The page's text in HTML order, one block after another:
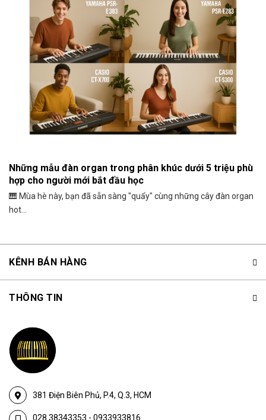
Những mẫu đàn organ trong phân khúc dưới 5 triệu phù
hợp cho người mới bắt đầu học
🎹 Mùa hè này, bạn đã sẵn sàng "quẩy" cùng những cây đàn organ
hot...
KÊNH BÁN HÀNG
381 Điện Biên Phủ, P.4, Q.3, HCM
028.38343353 - 0933933816
THÔNG TIN